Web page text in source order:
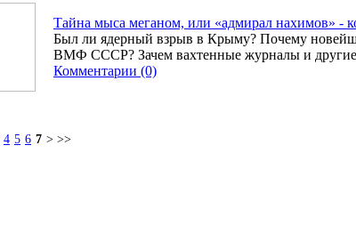
Тайна мыса меганом, или «адмирал нахимов» -
Был ли ядерный взрыв в Крыму? Почему
ВМФ СССР? Зачем вахтенные журналы и
Комментарии (0)
4 5 6 7 > >>